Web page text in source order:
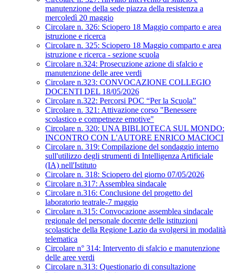
manutenzione della sede piazza della resistenza a
mercoledì 20 maggio
Circolare n. 326: Sciopero 18 Maggio comparto e area
istruzione e ricerca
Circolare n. 325: Sciopero 18 Maggio comparto e area
istruzione e ricerca - sezione scuola
Circolare n.324: Prosecuzione azione di sfalcio e
manutenzione delle aree verdi
Circolare n.323: CONVOCAZIONE COLLEGIO
DOCENTI DEL 18/05/2026
Circolare n.322: Percorsi POC “Per la Scuola”
Circolare n. 321: Attivazione corso "Benessere
scolastico e competneze emotive"
Circolare n. 320: UNA BIBLIOTECA SUL MONDO:
INCONTRO CON L'AUTORE ENRICO MACIOCI
Circolare n. 319: Compilazione del sondaggio interno
sull'utilizzo degli strumenti di Intelligenza Artificiale
(IA) nell'Istituto
Circolare n. 318: Sciopero del giorno 07/05/2026
Circolare n.317: Assemblea sindacale
Circolare n.316: Conclusione del progetto del
laboratorio teatrale-7 maggio
Circolare n.315: Convocazione assemblea sindacale
regionale del personale docente delle istituzioni
scolastiche della Regione Lazio da svolgersi in modalità
telematica
Circolare n° 314: Intervento di sfalcio e manutenzione
delle aree verdi
Circolare n.313: Questionario di consultazione